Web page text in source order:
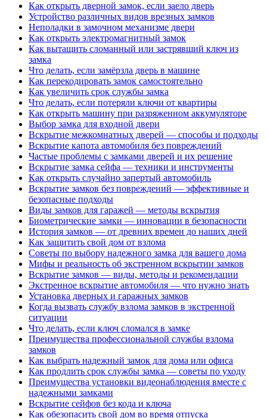
Как открыть дверной замок, если заело дверь
Устройство различных видов врезных замков
Неполадки в замочном механизме двери
Как открыть электромагнитный замок
Как вытащить сломанный или застрявший ключ из
замка
Что делать, если замёрзла дверь в машине
Как перекодировать замок самостоятельно
Как увеличить срок службы замка
Что делать, если потеряли ключи от квартиры
Как открыть машину при разряженном аккумуляторе
Выбор замка для входной двери
Вскрытие межкомнатных дверей — способы и подходы
Вскрытие капота автомобиля без повреждений
Частые проблемы с замками дверей и их решение
Вскрытие замка сейфа — техники и инструменты
Как открыть случайно запертый автомобиль
Вскрытие замков без повреждений — эффективные и
безопасные подходы
Виды замков для гаражей — методы вскрытия
Биометрические замки — инновации в безопасности
История замков — от древних времен до наших дней
Как защитить свой дом от взлома
Советы по выбору надежного замка для вашего дома
Мифы и реальность об экстренном вскрытии замков
Вскрытие замков — виды, методы и рекомендации
Экстренное вскрытие автомобиля — что нужно знать
Установка дверных и гаражных замков
Когда вызвать службу взлома замков в экстренной
ситуации
Что делать, если ключ сломался в замке
Преимущества профессиональной службы взлома
замков
Как выбрать надежный замок для дома или офиса
Как продлить срок службы замка — советы по уходу
Преимущества установки видеонаблюдения вместе с
надежными замками
Вскрытие сейфов без кода и ключа
Как обезопасить свой дом во время отпуска